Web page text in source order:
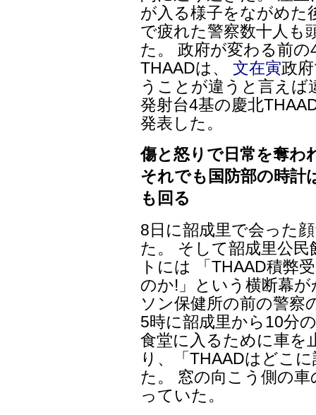
が入る様子をながめた
で疲れた警察数十人も
た。 政府が変わる前
THAADは、文在寅政
うことが違うと言えば
発射台4基の慶北
発表した。
傷と怒りで日常を奪わ
それでも国防部の時計
も回る
8日に韶成里で会った
た。 そして韶成里公
トには 「THAAD積弊
のか!」という横断幕
ソン保健所の前の警察
5時に韶成里から10分
食堂に入るために車を
り、「THAADはどこ
た。 窓の向こう側の
っていた。